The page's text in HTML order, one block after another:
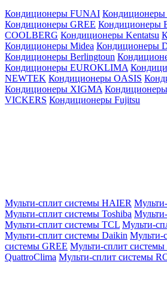
Кондиционеры FUNAI
Кондиционеры GREE Кондиционеры
СOOLBERG Кондиционеры Kentatsu
Кондиционеры Midea Кондиционеры
Кондиционеры Berlingtoun
Кондиционеры EUROKLIMA
NEWTEK Кондиционеры OASIS
Кондиционеры XIGMA
VICKERS Кондиционеры Fujitsu
Мульти-сплит системы HAIER
Мульти-сплит системы Toshiba
Мульти-сплит системы TCL Мульти-
Мульти-сплит системы Daikin Мульти-
системы GREE Мульти-сплит
QuattroClima Мульти-сплит системы